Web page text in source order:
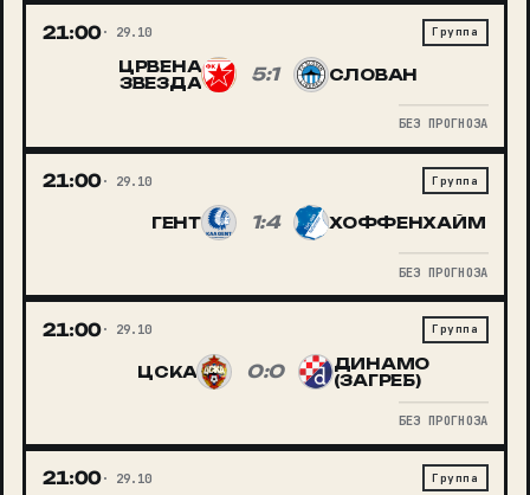
21:00 29.10 Группа
ЦРВЕНА
ЗВЕЗДА
5:1 СЛОВАН
БЕЗ ПРОГНОЗА
21:00 29.10 Группа
ГЕНТ 1:4 ХОФФЕНХАЙМ
БЕЗ ПРОГНОЗА
21:00 29.10 Группа
ЦСКА 0:0
ДИНАМО
(ЗАГРЕБ)
БЕЗ ПРОГНОЗА
21:00 29.10 Группа